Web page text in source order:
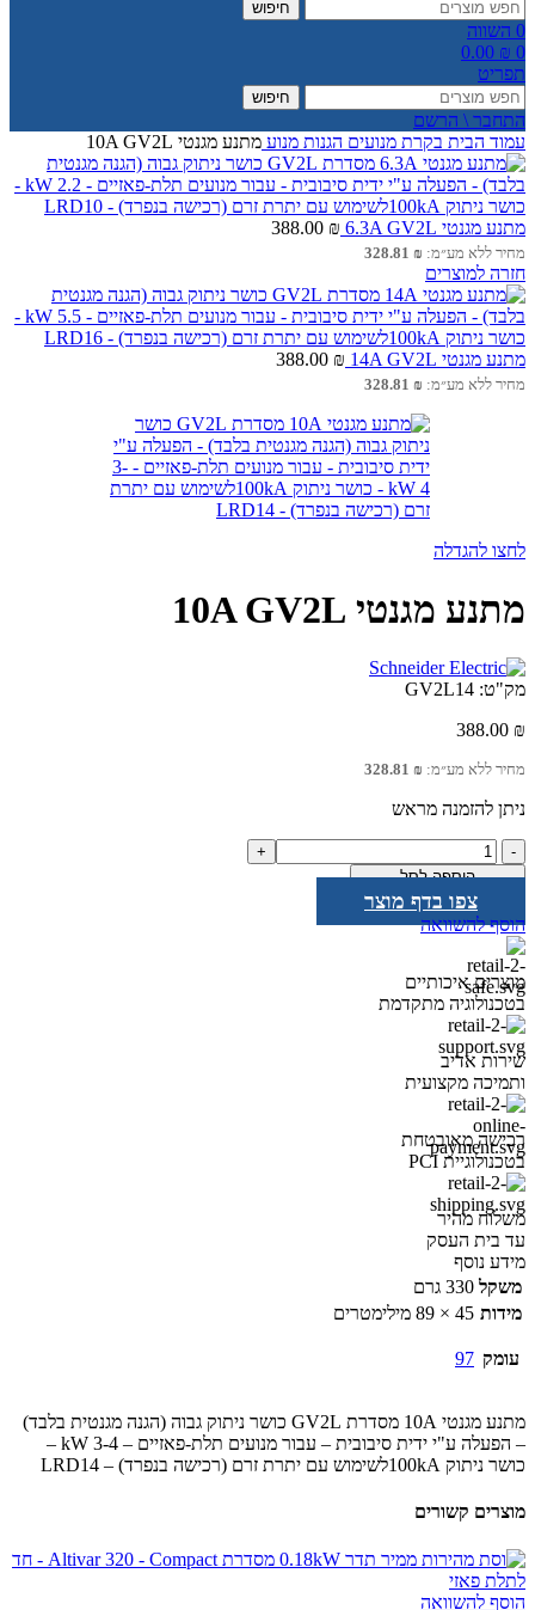
חיפוש
0 השווה
0
0.00 ₪
תפריט
חיפוש
התחבר \ הרשם
עמוד הבית בקרת מנועים הגנות מנוע מתנע מגנטי 10A GV2L
מתנע מגנטי 6.3A GV2L 388.00 ₪
מחיר ללא מע״מ: 328.81 ₪
חזרה למוצרים
מתנע מגנטי 14A GV2L 388.00 ₪
מחיר ללא מע״מ: 328.81 ₪
לחצו להגדלה
מתנע מגנטי 10A GV2L
מק"ט: GV2L14
388.00 ₪
מחיר ללא מע״מ: 328.81 ₪
ניתן להזמנה מראש
כמות
של
מתנע
מגנטי
10A
GV2L
הוספה לסל
צפו בדף מוצר
הוסף להשוואה
מוצרים איכותיים
בטכנולוגיה מתקדמת
שירות אדיב
ותמיכה מקצועית
רכישה מאובטחת
בטכנולוגיית PCI
משלוח מהיר
עד בית העסק
מידע נוסף
משקל 330 גרם
מידות 45 × 89 מילימטרים
עומק 97
מתנע מגנטי 10A מסדרת GV2L כושר ניתוק גבוה (הגנה מגנטית בלבד)
– הפעלה ע"י ידית סיבובית – עבור מנועים תלת-פאזיים – 3-4 kW –
כושר ניתוק 100kAלשימוש עם יתרת זרם (רכישה בנפרד) – LRD14
מוצרים קשורים
הוסף להשוואה